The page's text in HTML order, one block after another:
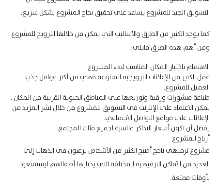
التسويق الجيد للمشروع يساعد علي تحقيق نجاح المشروع بشكل سريع.
كما يوجد الكثير من الطرق والأساليب التي يمكن من خلالها الترويج للمشروع
ومن أهم هذه الطرق مايلي:
الاهتمام باختيار المكان المناسب لبدء المشروع.
عمل الكثير من الإعلانات الترويجية المتنوعة فهي من أكثر عوامل جذب
العميل للمشروع.
طباعة منشورات ورقية وتوزيعها على المناطق الحيوية القريبة من المكان .
يمكن الاعتماد على الإنترنت في التسويق للمشروع من خلال نشر المزيد من
الإعلانات على مواقع التواصل الاجتماعي.
يفضل أن تكون أسعار التذاكر مناسبة لجميع فئات المجتمع.
أرباح المشروع
مشروع ترفيهي ناجح أصبح الكثير من الأشخاص يرغبون في الذهاب إلي
العديد من الأماكن الترفيهية المختلفة التي يختارها أطفالهم ليستمتعوا
بأوقات ممتعة.